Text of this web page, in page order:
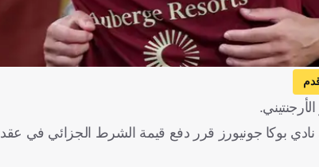
بوكا جونيورز قرر دفع قيمة الشرط الجزائي في